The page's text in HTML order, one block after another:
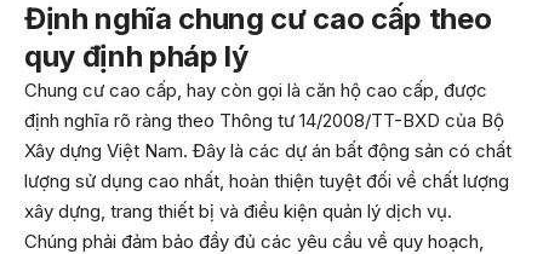
Định nghĩa chung cư cao cấp theo
quy định pháp lý
Chung cư cao cấp, hay còn gọi là căn hộ cao cấp, được
định nghĩa rõ ràng theo Thông tư 14/2008/TT-BXD của Bộ
Xây dựng Việt Nam. Đây là các dự án bất động sản có chất
lượng sử dụng cao nhất, hoàn thiện tuyệt đối về chất lượng
xây dựng, trang thiết bị và điều kiện quản lý dịch vụ.
Chúng phải đảm bảo đầy đủ các yêu cầu về quy hoạch,